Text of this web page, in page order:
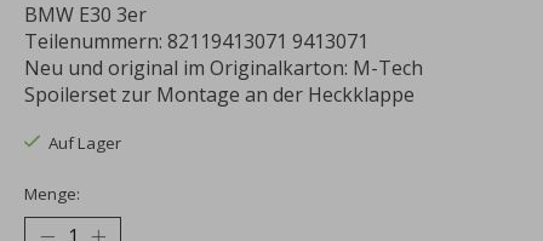
BMW E30 3er
Teilenummern: 82119413071 9413071
Neu und original im Originalkarton: M-Tech
Spoilerset zur Montage an der Heckklappe
Auf Lager
Menge: